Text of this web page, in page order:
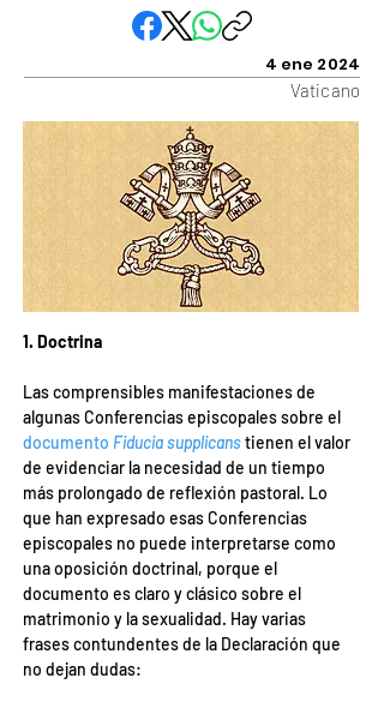
4 ene 2024
Vaticano
1. Doctrina
Las comprensibles manifestaciones de
algunas Conferencias episcopales sobre el
documento Fiducia supplicanstienen el valor
de evidenciar la necesidad de un tiempo
más prolongado de reflexión pastoral. Lo
que han expresado esas Conferencias
episcopales no puede interpretarse como
una oposición doctrinal, porque el
documento es claro y clásico sobre el
matrimonio y la sexualidad. Hay varias
frases contundentes de la Declaración que
no dejan dudas: